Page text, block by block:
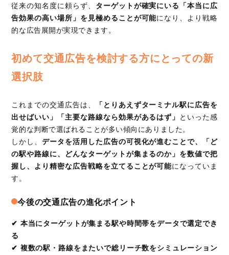
従来の知名度に頼らず、 ターゲットが確実にいる「本当に広
告効果の高い場所」を見極めることが可能になり、より戦略
的な広告展開が実現できます。
初めて交通広告を検討する方にとっての新
選択肢
これまでの交通広告は、
「とりあえずターミナル駅に広告を
出せばいい」「主要な路線なら効果があるはず」
といった感
覚的な判断で選ばれることが多い傾向にありました。
しかし、データを活用した広告の可視化が進むことで、「ど
の駅や路線に、どんなターゲットが集まるのか」を数値で把
握し、より精密な広告戦略を立てることが可能になっていま
す。
今後の交通広告の進化ポイント
✔ 本当にターゲットが集まる駅や時間帯をデータで選定でき
る
✔ 複数の駅・路線をまたいで総リーチ数をシミュレーション